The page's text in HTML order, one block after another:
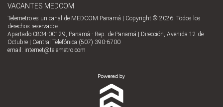
VACANTES MEDCOM
Telemetro es un canal de MEDCOM Panamá | Copyright © 2026. Todos los
derechos reservados.
Apartado 0834-00129, Panamá - Rep. de Panamá | Dirección, Avenida 12 de
Octubre | Central Telefónica (507) 390-6700
email: internet@telemetro.com